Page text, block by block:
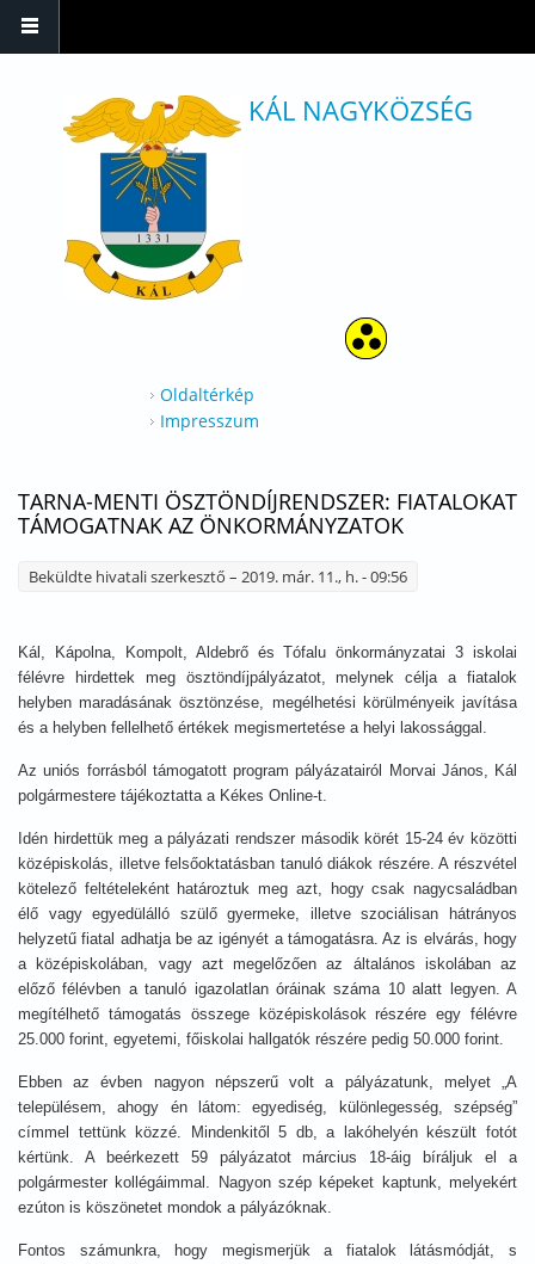
KÁL NAGYKÖZSÉG
Oldaltérkép
Impresszum
TARNA-MENTI ÖSZTÖNDÍJRENDSZER: FIATALOKAT
TÁMOGATNAK AZ ÖNKORMÁNYZATOK
Beküldte hivatali szerkesztő – 2019. már. 11., h. - 09:56
Kál, Kápolna, Kompolt, Aldebrő és Tófalu önkormányzatai 3 iskolai
félévre hirdettek meg ösztöndíjpályázatot, melynek célja a fiatalok
helyben maradásának ösztönzése, megélhetési körülményeik javítása
és a helyben fellelhető értékek megismertetése a helyi lakossággal.
Az uniós forrásból támogatott program pályázatairól Morvai János, Kál
polgármestere tájékoztatta a Kékes Online-t.
Idén hirdettük meg a pályázati rendszer második körét 15-24 év közötti
középiskolás, illetve felsőoktatásban tanuló diákok részére. A részvétel
kötelező feltételeként határoztuk meg azt, hogy csak nagycsaládban
élő vagy egyedülálló szülő gyermeke, illetve szociálisan hátrányos
helyzetű fiatal adhatja be az igényét a támogatásra. Az is elvárás, hogy
a középiskolában, vagy azt megelőzően az általános iskolában az
előző félévben a tanuló igazolatlan óráinak száma 10 alatt legyen. A
megítélhető támogatás összege középiskolások részére egy félévre
25.000 forint, egyetemi, főiskolai hallgatók részére pedig 50.000 forint.
Ebben az évben nagyon népszerű volt a pályázatunk, melyet „A
településem, ahogy én látom: egyediség, különlegesség, szépség”
címmel tettünk közzé. Mindenkitől 5 db, a lakóhelyén készült fotót
kértünk. A beérkezett 59 pályázatot március 18-áig bíráljuk el a
polgármester kollégáimmal. Nagyon szép képeket kaptunk, melyekért
ezúton is köszönetet mondok a pályázóknak.
Fontos számunkra, hogy megismerjük a fiatalok látásmódját, s